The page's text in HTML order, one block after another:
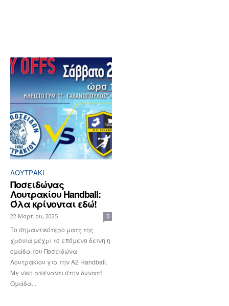
ΛΟΥΤΡΆΚΙ
Ποσειδώνας
Λουτρακίου Handball:
Όλα κρίνονται εδώ!
22 Μαρτίου, 2025 0
Το σημαντικότερο ματς της
χρονιά μέχρι το επόμενο δεινή η
ομάδα του Ποσειδώνα
Λουτρακίου για την Α2 Handball.
Με νίκη απέναντι στην δυνατή
Ομάδα...